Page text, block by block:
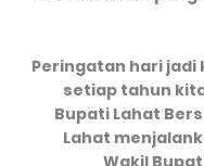
Peringatan hari jadi
setiap tahun
Bupati Lahat
Lahat
Wakil